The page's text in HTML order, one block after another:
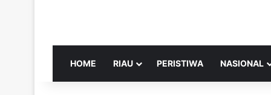
HOME RIAU PERISTIWA NASIONAL